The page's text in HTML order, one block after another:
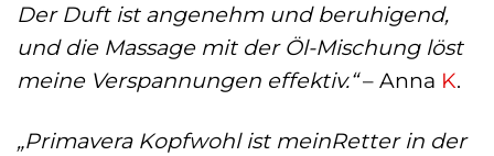
Der Duft ist angenehm und beruhigend,
und die Massage mit der Öl-Mischung löst
meine Verspannungen effektiv.“– Anna K.
„Primavera Kopfwohl ist meinRetter in der